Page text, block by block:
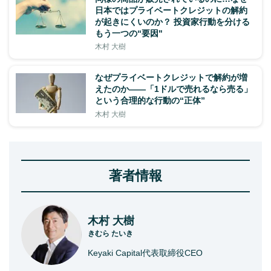
日本ではプライベートクレジットの解約
が起きにくいのか？ 投資家行動を分ける
もう一つの“要因"
木村 大樹
なぜプライベートクレジットで解約が増
えたのか――「1ドルで売れるなら売る」
という合理的な行動の“正体”
木村 大樹
著者情報
木村 大樹
きむら たいき
Keyaki Capital代表取締役CEO